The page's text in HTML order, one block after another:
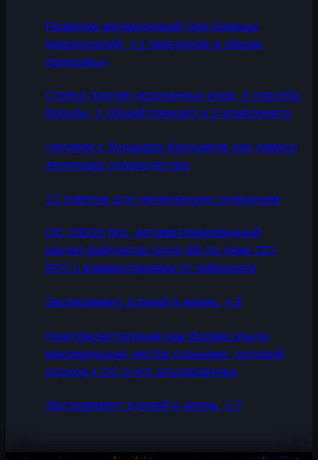
Развитие метакогниций при помощи
микроусилий, ч.1 (введение и общие
принципы)
Стресс против осознанных снов: 3 способа
борьбы, 1 общий принцип и 2 компонента
Человек с бульвара Капуцинов как символ
эволюции сновидчества
12 советов для начинающих сновидцев
ОС-ОБОЗ №1: автоматизированный
расчет рейтингов групп ВК по теме ОС/
ВТО с комментариями от нейросети
Эксперимент длиной в жизнь, ч.8
Разотождествление как форма опыта,
маскирующая чистое сознание, силовой
подход к ОС и его альтернатива
Эксперимент длиной в жизнь, ч.7